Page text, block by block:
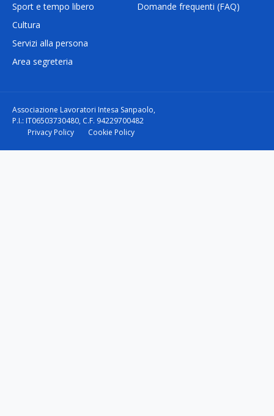
Sport e tempo libero
Cultura
Servizi alla persona
Domande frequenti (FAQ)
Area segreteria
Associazione Lavoratori Intesa Sanpaolo,
P.I.: IT06503730480, C.F. 94229700482
Privacy Policy
Cookie Policy